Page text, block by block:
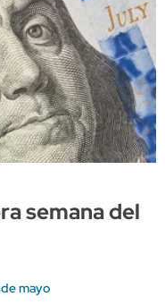
semana del
mayo